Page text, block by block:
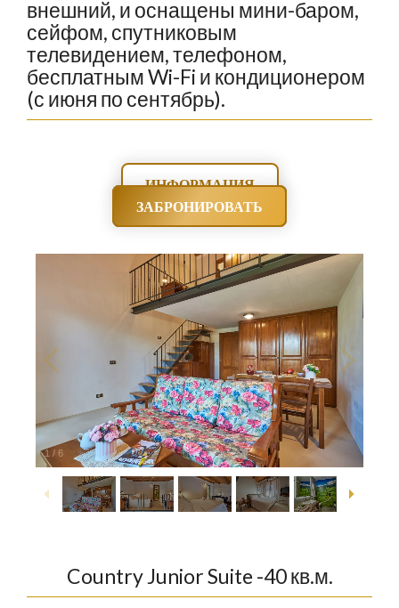
внешний, и оснащены мини-баром,
сейфом, спутниковым
телевидением, телефоном,
бесплатным Wi-Fi и кондиционером
(с июня по сентябрь).
ИНФОРМАЦИЯ
ЗАБРОНИРОВАТЬ
1 / 6
Country Junior Suite -40 кв.м.